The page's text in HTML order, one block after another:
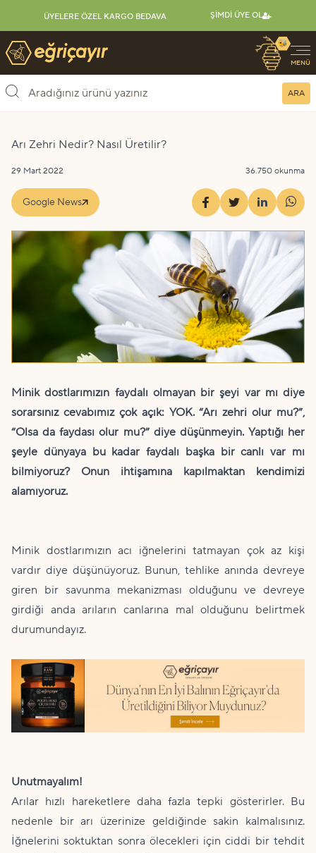
ÜYELERE ÖZEL KARGO BEDAVA ŞIMDI ÜYE OL
Eğriçayır Organik Arı Ürünleri 🐝
MENÜ
ARA
Arı Zehri Nedir? Nasıl Üretilir?
29 Mart 2022 36.750 okunma
Google News
Minik dostlarımızın faydalı olmayan bir şeyi var mı diye
sorarsınız cevabımız çok açık: YOK. “Arı zehri olur mu?”,
“Olsa da faydası olur mu?” diye düşünmeyin. Yaptığı her
şeyle dünyaya bu kadar faydalı başka bir canlı var mı
bilmiyoruz? Onun ihtişamına kapılmaktan kendimizi
alamıyoruz.
Minik dostlarımızın acı iğnelerini tatmayan çok az kişi
vardır diye düşünüyoruz. Bunun, tehlike anında devreye
giren bir savunma mekanizması olduğunu ve devreye
girdiği anda arıların canlarına mal olduğunu belirtmek
durumundayız.
Unutmayalım!
Arılar hızlı hareketlere daha fazla tepki gösterirler. Bu
nedenle bir arı üzerinize geldiğinde sakin kalmalısınız.
İğnelerini soktuktan sonra ölecekleri için ciddi bir tehdit